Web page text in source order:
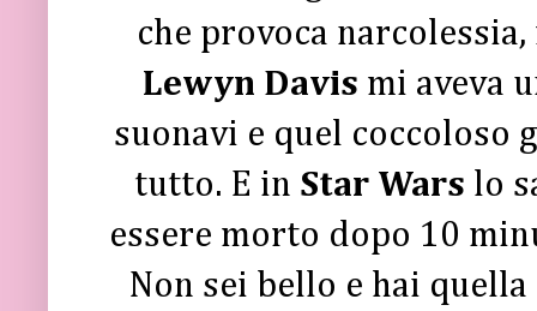
che provoca
Lewyn Davis mi aveva
suonavi e quel
tutto. E in Star Wars lo
essere morto dopo 10
Non sei bello e hai